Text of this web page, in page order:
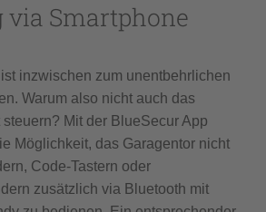
via Smartphone
inzwischen zum unentbehrlichen
Warum also nicht auch das
Mit der BlueSecur App
Möglichkeit, das Garagentor nicht
Code-Tastern oder
zusätzlich via Bluetooth mit